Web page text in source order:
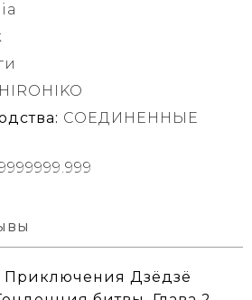
СОЕДИНЕННЫЕ
Приключения Дзёдзё